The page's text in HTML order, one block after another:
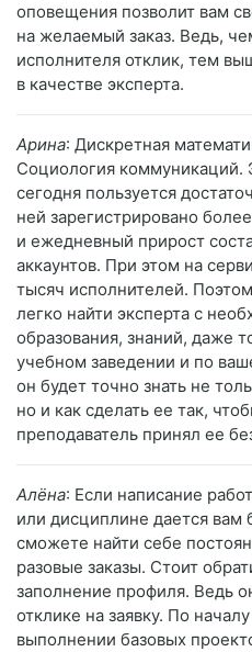
оповещения позволит вам
на желаемый заказ. Ведь,
исполнителя отклик, тем
в качестве эксперта.
Арина: Дискретная
Социология коммуникаций.
сегодня пользуется
ней зарегистрировано
и ежедневный прирост
аккаунтов. При этом на
тысяч исполнителей.
легко найти эксперта с
образования, знаний, даже
учебном заведении и по
он будет точно знать не
но и как сделать ее так,
преподаватель принял ее
Алёна: Если написание
или дисциплине дается вам
сможете найти себе
разовые заказы. Стоит
заполнение профиля. Ведь
отклике на заявку. По
выполнении базовых